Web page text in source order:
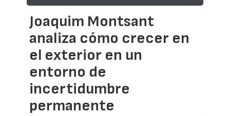
Joaquim Montsant
analiza cómo crecer en
el exterior en un
entorno de
incertidumbre
permanente